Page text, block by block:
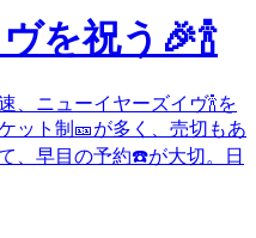
を祝う🎉🍾
、ニューイヤーズイヴ🍾を
ット制🎫が多く、売切もあ
、早目の予約☎️が大切。日